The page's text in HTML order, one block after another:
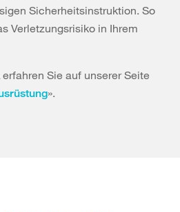
Sicherheitsinstruktion. So
Verletzungsrisiko in Ihrem
Sie auf unserer Seite
».